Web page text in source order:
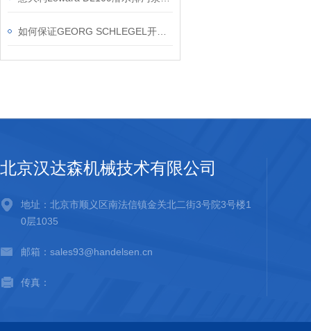
北京汉达森机械技术有限公司
地址：北京市顺义区南法信镇金关北二街3号院3号楼1
0层1035
邮箱：sales93@handelsen.cn
传真：